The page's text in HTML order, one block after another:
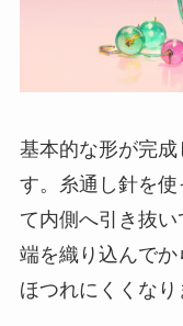
基本的な形が完
す。糸通し針を
て内側へ引き抜
端を織り込んで
ほつれにくくなり